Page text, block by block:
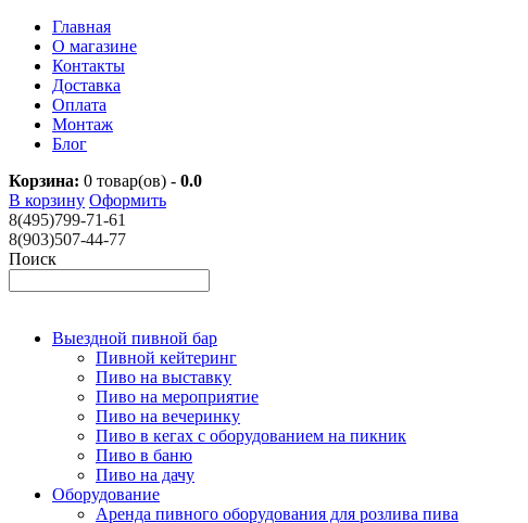
Главная
О магазине
Контакты
Доставка
Оплата
Монтаж
Блог
Корзина: 0 товар(ов) - 0.0
В корзину Оформить
8(495)799-71-61
8(903)507-44-77
Поиск
Выездной пивной бар
Пивной кейтеринг
Пиво на выставку
Пиво на мероприятие
Пиво на вечеринку
Пиво в кегах с оборудованием на пикник
Пиво в баню
Пиво на дачу
Оборудование
Аренда пивного оборудования для розлива пива